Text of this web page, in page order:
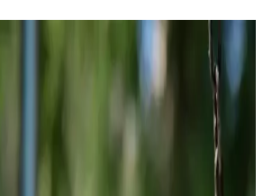
Uygun Fiyatlı ve
hazırlanan ekonomik ve sağlıklı
besleyici ve pratik çözümler
dengeli şekilde karşılayabilirsiniz.
Ürün Çeşitliliği ve